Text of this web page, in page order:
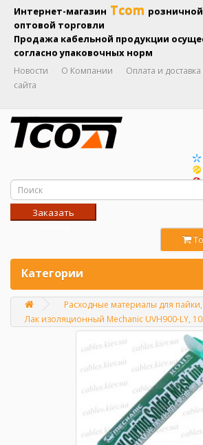
Интернет-магазин Tcom
оптовой торговли
Продажа кабельной продукции
согласно упаковочных норм
Новости О Компании Оплата и доставка
сайта
Заказать
Категории
Расходные материалы для
Лак изоляционный Mechanic UVH900-LY,